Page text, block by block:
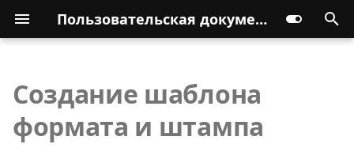
Пользовательская документация
Создание шаблона
формата и штампа